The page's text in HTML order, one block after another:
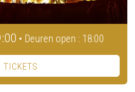
• Deuren open : 18:00
TICKETS